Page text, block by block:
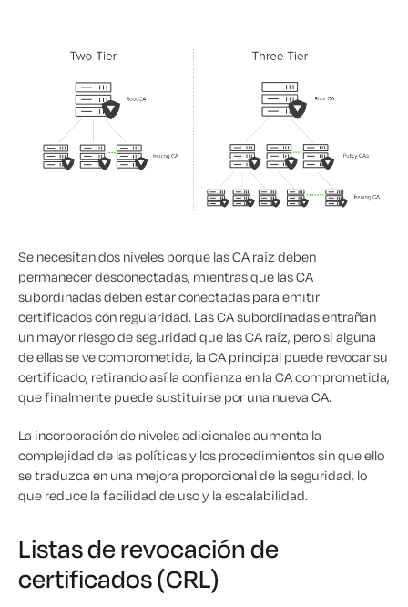
Se necesitan dos niveles porque las CA raíz deben
permanecer desconectadas, mientras que las CA
subordinadas deben estar conectadas para emitir
certificados con regularidad. Las CA subordinadas entrañan
un mayor riesgo de seguridad que las CA raíz, pero si alguna
de ellas se ve comprometida, la CA principal puede revocar su
certificado, retirando así la confianza en la CA comprometida,
que finalmente puede sustituirse por una nueva CA.
La incorporación de niveles adicionales aumenta la
complejidad de las políticas y los procedimientos sin que ello
se traduzca en una mejora proporcional de la seguridad, lo
que reduce la facilidad de uso y la escalabilidad.
Listas de revocación de
certificados (CRL)